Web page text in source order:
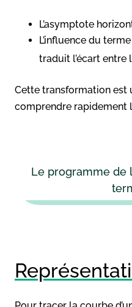
L’asymptote
L’influence du
traduit l’écart
Cette transformation est
comprendre rapidement
Le programme de